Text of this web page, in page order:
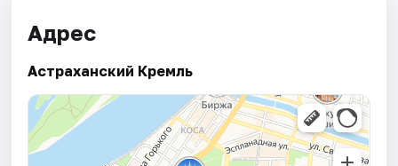
Адрес
Астраханский Кремль